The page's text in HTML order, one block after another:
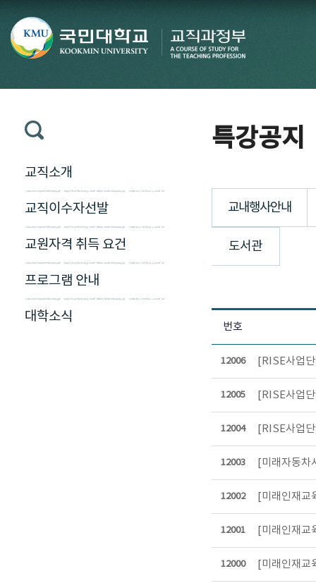
교직소개
교직이수자선발
교원자격 취득 요건
프로그램 안내
대학소식
특강공지
교내행사안내
도서관
번호
12006 [RISE사업
12005 [RISE사업
12004 [RISE사업
12003 [미래자동
12002 [미래인재교
12001 [미래인재
12000 [미래인재교